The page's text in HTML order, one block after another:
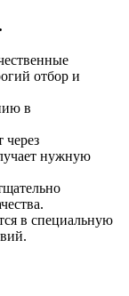
отбор и
в
через
нужную
в специальную